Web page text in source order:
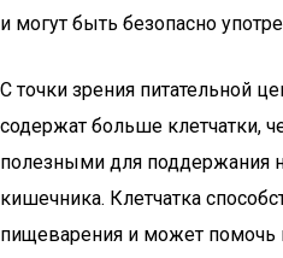
и могут быть безопасно
С точки зрения питательной
содержат больше клетчатки,
полезными для поддержания
кишечника. Клетчатка
пищеварения и может помочь